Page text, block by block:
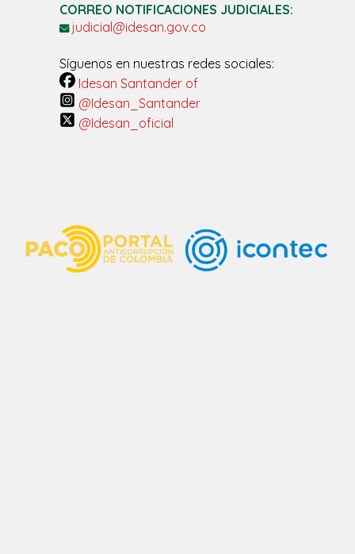
CORREO NOTIFICACIONES JUDICIALES:
judicial@idesan.gov.co
Síguenos en nuestras redes sociales:
Idesan Santander of
@Idesan_Santander
@Idesan_oficial